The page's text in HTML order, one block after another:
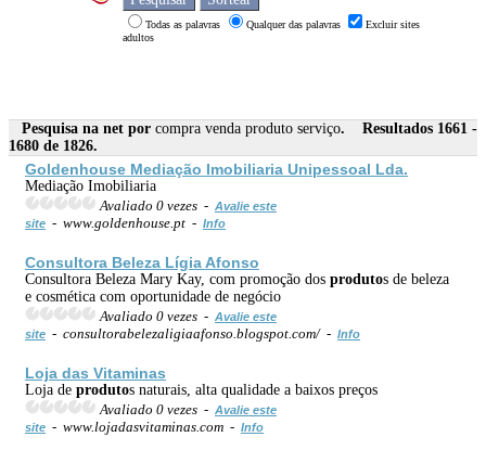
Todas as palavras Qualquer das palavras
Excluir sites
adultos
Pesquisa na net por compra venda produto serviço. Resultados 1661 -
1680 de 1826.
Goldenhouse Mediação Imobiliaria Unipessoal Lda.
Mediação Imobiliaria
Avaliado 0 vezes - Avalie este
site - www.goldenhouse.pt - Info
Consultora Beleza Lígia Afonso
Consultora Beleza Mary Kay, com promoção dos produtos de beleza
e cosmética com oportunidade de negócio
Avaliado 0 vezes - Avalie este
site - consultorabelezaligiaafonso.blogspot.com/ - Info
Loja das Vitaminas
Loja de produtos naturais, alta qualidade a baixos preços
Avaliado 0 vezes - Avalie este
site - www.lojadasvitaminas.com - Info